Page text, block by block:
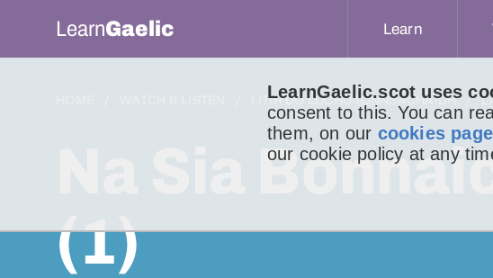
LearnGaelic.scot uses
consent to this. You can
them, on our cookies page
our cookie policy at any
LearnGaelic Learn
LITIR DO LUCHD-IONNSACHAIDH
Na Sia
(1)